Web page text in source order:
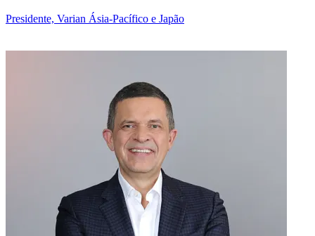
Presidente, Varian Ásia-Pacífico e Japão